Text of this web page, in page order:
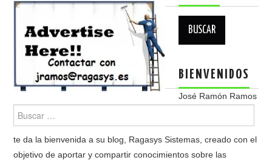
BIENVENIDOS
José Ramón Ramos
te da la bienvenida a su blog, Ragasys Sistemas, creado con el
objetivo de aportar y compartir conocimientos sobre las